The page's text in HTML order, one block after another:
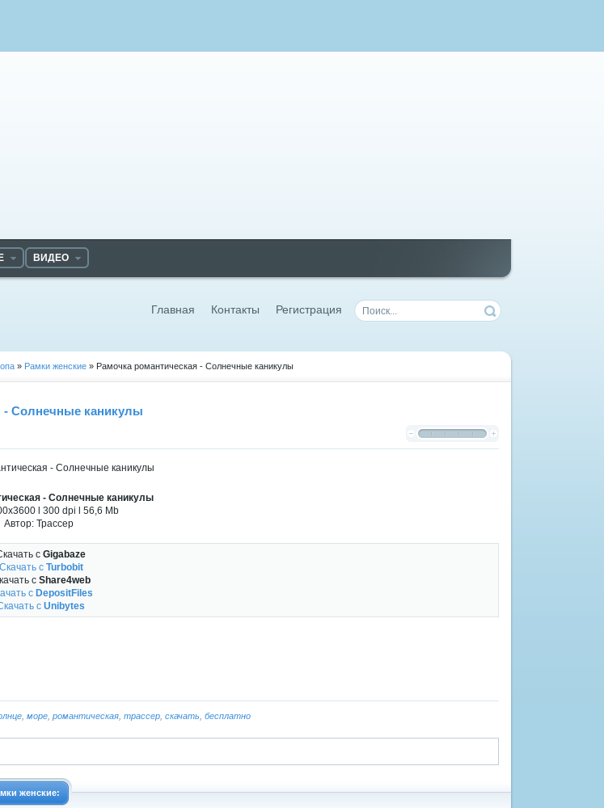
ВИДЕО
Главная Контакты Регистрация
» Рамки женские » Рамочка романтическая - Солнечные каникулы
- Солнечные каникулы
- Солнечные каникулы
l 300 dpi l 56,6 Mb
Автор: Трассер
с Gigabaze
Скачать с Turbobit
с Share4web
с DepositFiles
с Unibytes
море романтическая трассер скачать бесплатно
женские: